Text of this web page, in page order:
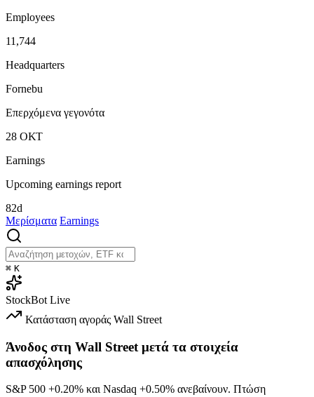
Employees
11,744
Headquarters
Fornebu
Επερχόμενα γεγονότα
28 ΟΚΤ
Earnings
Upcoming earnings report
82d
Μερίσματα Earnings
⌘ K
StockBot Live
Κατάσταση αγοράς Wall Street
Άνοδος στη Wall Street μετά τα στοιχεία
απασχόλησης
S&P 500 +0.20% και Nasdaq +0.50% ανεβαίνουν. Πτώση